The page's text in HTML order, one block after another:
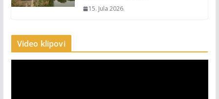
15. Jula 2026.
Video klipovi